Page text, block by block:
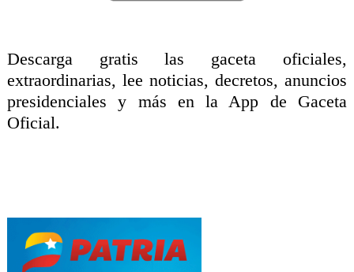
Descarga gratis las gaceta oficiales,
extraordinarias, lee noticias, decretos, anuncios
presidenciales y más en la App de Gaceta
Oficial.